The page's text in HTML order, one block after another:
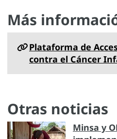
Más
Plataforma de
contra el Cáncer
Otras noticias
Minsa y